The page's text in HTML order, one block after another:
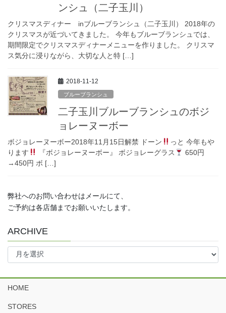
ンシュ（二子玉川）
クリスマスディナー inブルーブランシュ（二子玉川） 2018年の
クリスマスが近づいてきました。 今年もブルーブランシュでは、
期間限定でクリスマスディナーメニューを作りました。 クリスマ
ス気分に浸りながら、大切な人と特 […]
2018-11-12
ブルーブランシュ
二子玉川ブルーブランシュのボジ
ョレーヌーボー
ボジョレーヌーボー2018年11月15日解禁 ドーン
っと 今年もや
ります
『ボジョレーヌーボー』 ボジョレーグラス
650円
→450円 ボ […]
弊社へのお問い合わせはメールにて、
ご予約は各店舗までお願いいたします。
ARCHIVE
ARCHIVE
HOME
STORES